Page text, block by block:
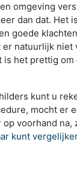
omgeving
dan dat. Het
goede
natuurlijk niet
is het prettig om
kunt u
mocht er
voorhand na,
kunt